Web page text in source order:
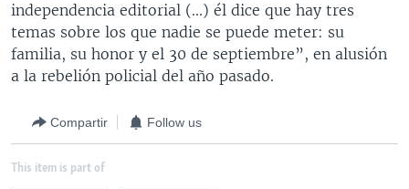
independencia editorial (...) él dice que hay tres
temas sobre los que nadie se puede meter: su
familia, su honor y el 30 de septiembre”, en alusión
a la rebelión policial del año pasado.
Compartir Follow us
This item is part of